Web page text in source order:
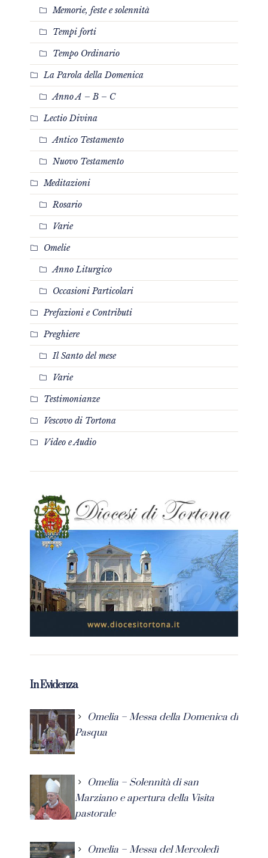
Memorie, feste e solennità
Tempi forti
Tempo Ordinario
La Parola della Domenica
Anno A – B – C
Lectio Divina
Antico Testamento
Nuovo Testamento
Meditazioni
Rosario
Varie
Omelie
Anno Liturgico
Occasioni Particolari
Prefazioni e Contributi
Preghiere
Il Santo del mese
Varie
Testimonianze
Vescovo di Tortona
Video e Audio
In Evidenza
Omelia – Messa della Domenica di
Pasqua
Omelia – Solennità di san
Marziano e apertura della Visita
pastorale
Omelia – Messa del Mercoledì